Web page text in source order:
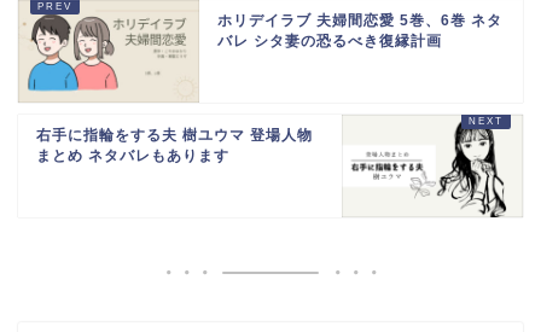
ホリデイラブ 夫婦間恋愛 5巻、6巻 ネタ
バレ シタ妻の恐るべき復縁計画
右手に指輪をする夫 樹ユウマ 登場人物
まとめ ネタバレもあります